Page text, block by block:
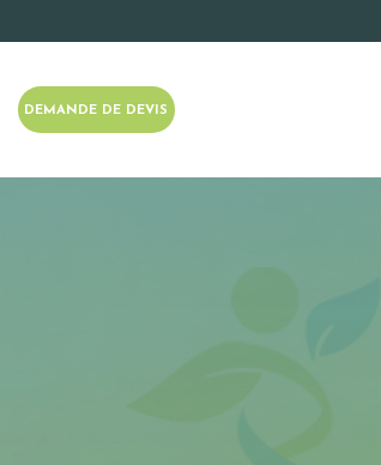
DEMANDE DE DEVIS